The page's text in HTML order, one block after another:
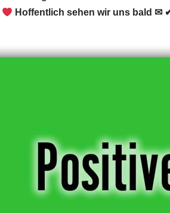
Hoffentlich sehen wir uns bald ✉